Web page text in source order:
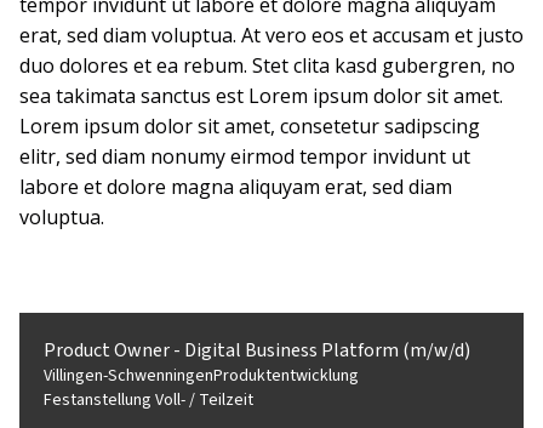
erat, sed diam voluptua. At vero eos et accusam et justo
duo dolores et ea rebum. Stet clita kasd gubergren, no
sea takimata sanctus est Lorem ipsum dolor sit amet.
Lorem ipsum dolor sit amet, consetetur sadipscing
elitr, sed diam nonumy eirmod tempor invidunt ut
labore et dolore magna aliquyam erat, sed diam
voluptua.
Product Owner - Digital Business Platform (m/w/d)
Villingen-SchwenningenProduktentwicklung
Festanstellung Voll- / Teilzeit